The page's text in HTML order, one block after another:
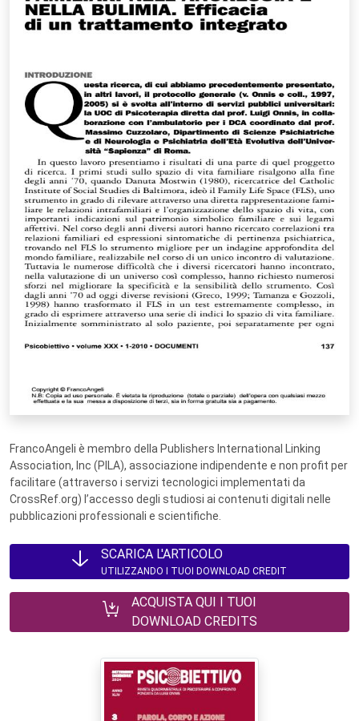
FrancoAngeli è membro della Publishers International Linking
Association, Inc (PILA), associazione indipendente e non profit per
facilitare (attraverso i servizi tecnologici implementati da
CrossRef.org) l’accesso degli studiosi ai contenuti digitali nelle
pubblicazioni professionali e scientifiche.
SCARICA L'ARTICOLO
UTILIZZANDO I TUOI DOWNLOAD CREDIT
ACQUISTA QUI I TUOI
DOWNLOAD CREDITS